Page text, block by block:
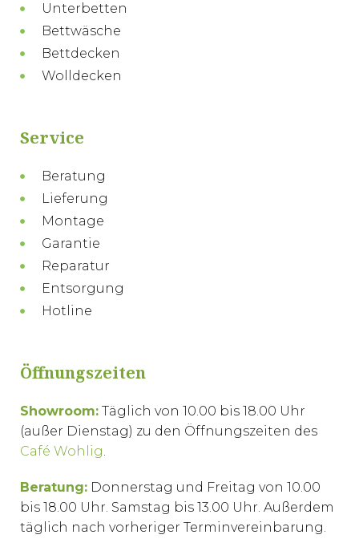
Unterbetten
Bettwäsche
Bettdecken
Wolldecken
Service
Beratung
Lieferung
Montage
Garantie
Reparatur
Entsorgung
Hotline
Öffnungszeiten
Showroom: Täglich von 10.00 bis 18.00 Uhr
(außer Dienstag) zu den Öffnungszeiten des
Café Wohlig.
Beratung: Donnerstag und Freitag von 10.00
bis 18.00 Uhr. Samstag bis 13.00 Uhr. Außerdem
täglich nach vorheriger Terminvereinbarung.